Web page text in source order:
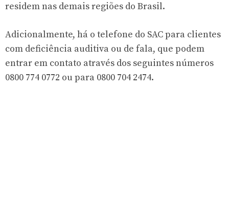
residem nas demais regiões do Brasil.
Adicionalmente, há o telefone do SAC para clientes
com deficiência auditiva ou de fala, que podem
entrar em contato através dos seguintes números
0800 774 0772 ou para 0800 704 2474.